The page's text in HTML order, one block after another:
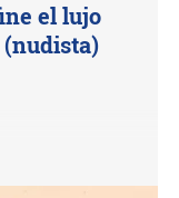
el lujo